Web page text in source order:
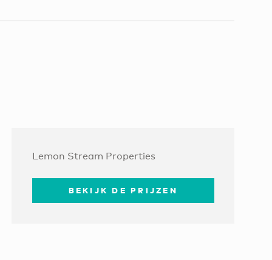
Lemon Stream Properties
BEKIJK DE PRIJZEN